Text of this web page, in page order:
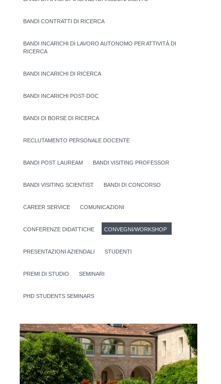
BANDI CONTRATTI DI RICERCA
BANDI INCARICHI DI LAVORO AUTONOMO PER ATTIVITÀ DI
RICERCA
BANDI INCARICHI DI RICERCA
BANDI INCARICHI POST-DOC
BANDI DI BORSE DI RICERCA
RECLUTAMENTO PERSONALE DOCENTE
BANDI POST LAUREAM BANDI VISITING PROFESSOR
BANDI VISITING SCIENTIST BANDI DI CONCORSO
CAREER SERVICE COMUNICAZIONI
CONFERENZE DIDATTICHE CONVEGNI/WORKSHOP
PRESENTAZIONI AZIENDALI STUDENTI
PREMI DI STUDIO SEMINARI
PHD STUDENTS SEMINARS